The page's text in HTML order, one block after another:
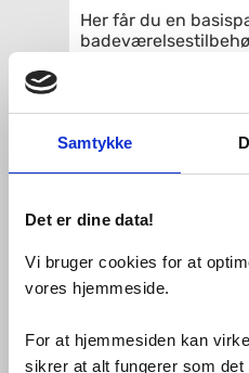
Samtykke
Det er dine data!
Vi bruger cookies for at
vores hjemmeside.
For at hjemmesiden kan
sikrer at alt fungerer som
Her får du en
som er ridsefast og
gylden, men lidt
udtryk – men også
Messing passer
farver. Et er sikkert:
hverdagsluksus